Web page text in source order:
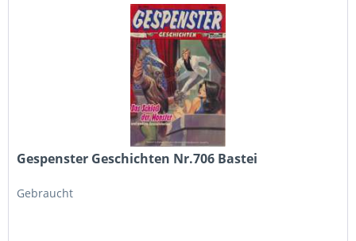
Gespenster Geschichten Nr.706 Bastei
Gebraucht